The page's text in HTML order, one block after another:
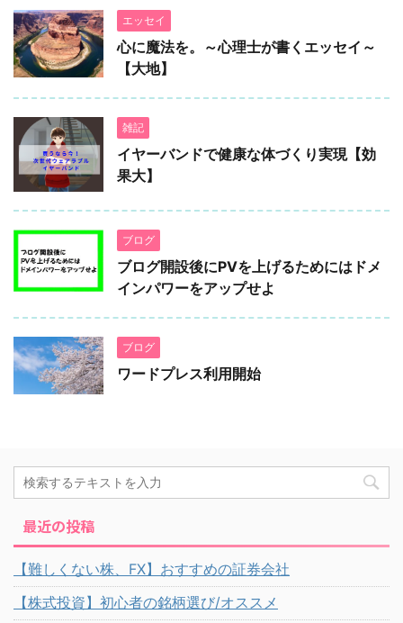
エッセイ
心に魔法を。～心理士が書くエッセイ～
【大地】
雑記
イヤーバンドで健康な体づくり実現【効
果大】
ブログ
ブログ開設後にPVを上げるためにはドメ
インパワーをアップせよ
ブログ
ワードプレス利用開始
最近の投稿
【難しくない株、FX】おすすめの証券会社
【株式投資】初心者の銘柄選び/オススメ